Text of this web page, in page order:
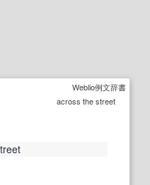
Weblio例文辞書
across the street